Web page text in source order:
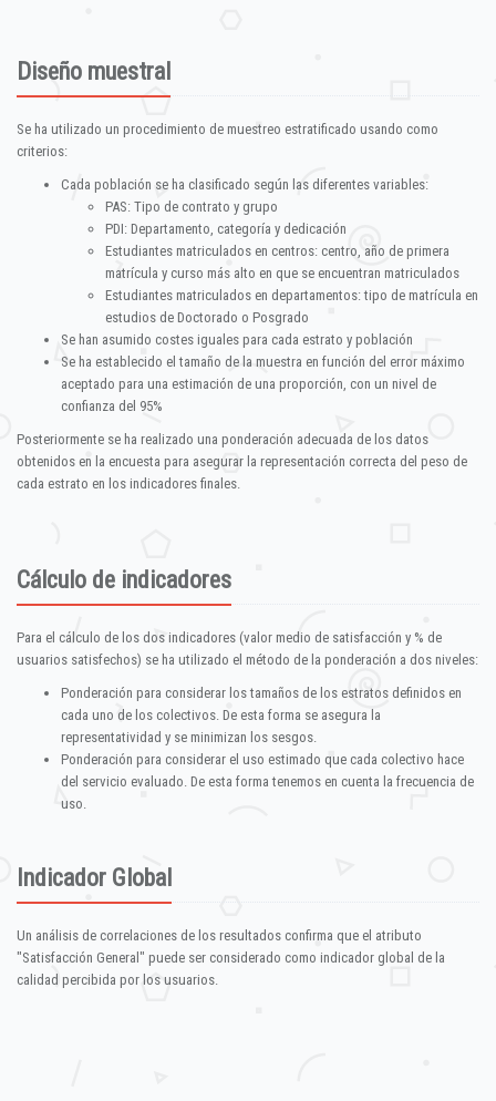
Diseño muestral
Se ha utilizado un procedimiento de muestreo estratificado usando como
criterios:
Cada población se ha clasificado según las diferentes variables:
PAS: Tipo de contrato y grupo
PDI: Departamento, categoría y dedicación
Estudiantes matriculados en centros: centro, año de primera
matrícula y curso más alto en que se encuentran matriculados
Estudiantes matriculados en departamentos: tipo de matrícula en
estudios de Doctorado o Posgrado
Se han asumido costes iguales para cada estrato y población
Se ha establecido el tamaño de la muestra en función del error máximo
aceptado para una estimación de una proporción, con un nivel de
confianza del 95%
Posteriormente se ha realizado una ponderación adecuada de los datos
obtenidos en la encuesta para asegurar la representación correcta del peso de
cada estrato en los indicadores finales.
Cálculo de indicadores
Para el cálculo de los dos indicadores (valor medio de satisfacción y % de
usuarios satisfechos) se ha utilizado el método de la ponderación a dos niveles:
Ponderación para considerar los tamaños de los estratos definidos en
cada uno de los colectivos. De esta forma se asegura la
representatividad y se minimizan los sesgos.
Ponderación para considerar el uso estimado que cada colectivo hace
del servicio evaluado. De esta forma tenemos en cuenta la frecuencia de
uso.
Indicador Global
Un análisis de correlaciones de los resultados confirma que el atributo
"Satisfacción General" puede ser considerado como indicador global de la
calidad percibida por los usuarios.